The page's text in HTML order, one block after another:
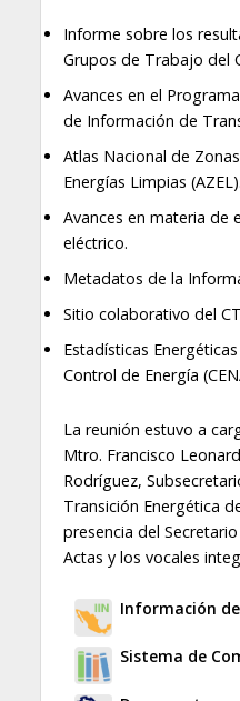
Informe sobre los
Grupos de Trabajo del
Avances en el
de Información de
Atlas Nacional de
Energías Limpias (AZEL).
Avances en materia de
eléctrico.
Metadatos de la
Sitio colaborativo del
Estadísticas
Control de Energía
La reunión estuvo a
Mtro. Francisco
Rodríguez,
Transición Energética
presencia del
Actas y los vocales
Información
Sistema de